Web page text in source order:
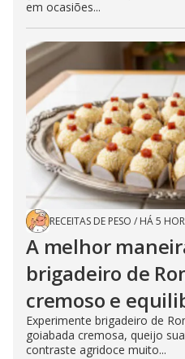
em ocasiões...
RECEITAS DE PESO / HÁ 5
A melhor
brigadeiro de
cremoso e
Experimente brigadeiro de
goiabada cremosa, queijo
contraste agridoce muito...